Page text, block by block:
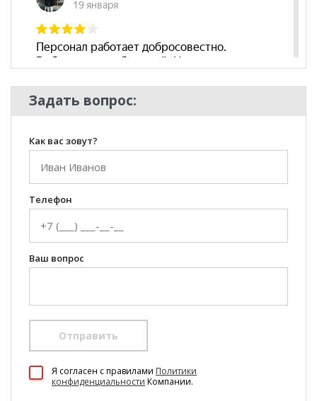
Задать вопрос:
Как вас зовут?
Телефон
Ваш вопрос
Отправить
Я согласен c правилами Политики
конфиденциальности Компании.